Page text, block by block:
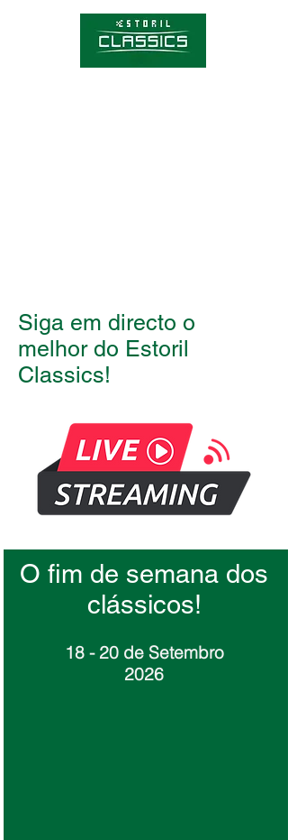
Siga em directo o
melhor do Estoril
Classics!
O fim de semana dos
clássicos!
18 - 20 de Setembro
2026